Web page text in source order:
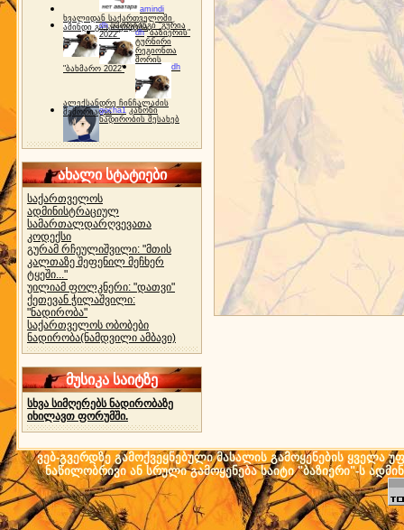
amindi
ხვალიდან საქართველოში
ამინდი გაუარესდება
dh სპორტინგი "გურია
2022"
dh "ბაზიერის"
ტურნირი
რეგიონთა
შორის
"ბახმარო 2022"
dh
ალექსანდრე ჩინჩალაძის
მემორიალიgocha1 კანონი
ნადირობის შესახებ
ახალი სტატიები
საქართველოს
ადმინისტრაციულ
სამართალდარღვევათა
კოდექსი
გურამ რჩეულიშვილი: "მთის
კალთაზე შეფენილ მეჩხერ
ტყეში..."
უილიამ ფოლკნერი: "დათვი"
ქეთევან ჭილაშვილი:
"ნადირობა"
საქართველოს ობობები
ნადირობა(ნამდვილი ამბავი)
მუსიკა საიტზე
სხვა სიმღერებს ნადირობაზე
იხილავთ ფორუმში.
ვებ-გვერდზე გამოქვეყნებული მასალის გამოყენების ყველა
ნაწილობრივი ან სრული გამოყენება საიტი "ბაზიერი"-ს